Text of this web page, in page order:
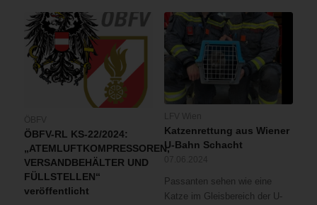
ÖBFV-RL KS-22/2024:
„ATEMLUFTKOMPRESSOREN,
VERSANDBEHÄLTER UND
FÜLLSTELLEN“
veröffentlicht
Katzenrettung aus Wiener
U-Bahn Schacht
Passanten sehen wie eine
Katze im Gleisbereich der U-